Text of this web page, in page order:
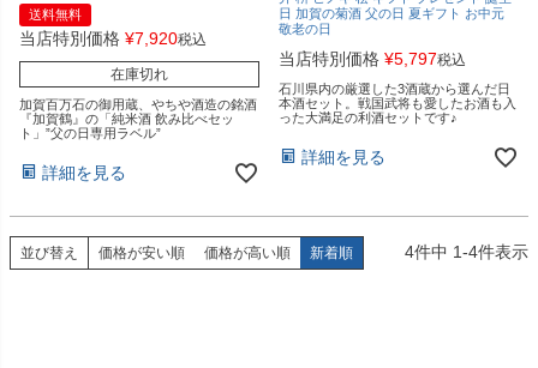
送料無料
当店特別価格 ¥7,920税込
在庫切れ
加賀百万石の御用蔵、やちや酒造の銘酒
『加賀鶴』の「純米酒 飲み比べセッ
ト」”父の日専用ラベル”
詳細を見る
日 加賀の菊酒 父の日 夏ギフト お中元
敬老の日
当店特別価格 ¥5,797税込
石川県内の厳選した3酒蔵から選んだ日
本酒セット。戦国武将も愛したお酒も入
った大満足の利酒セットです♪
詳細を見る
並び替え 価格が安い順 価格が高い順 新着順 4件中 1-4件表示